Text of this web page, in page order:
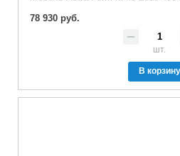
78 930 руб.
шт.
В корзину